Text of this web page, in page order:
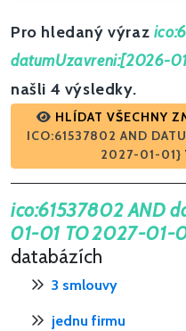
Pro hledaný výraz
datumUzavreni:[2026-
našli 4 výsledky.
HLÍDAT VŠECHNY
ICO:61537802 AND
2027-01-01}
ico:61537802 AND
01-01 TO 2027-01-
databázích
3 smlouvy
jednu firmu